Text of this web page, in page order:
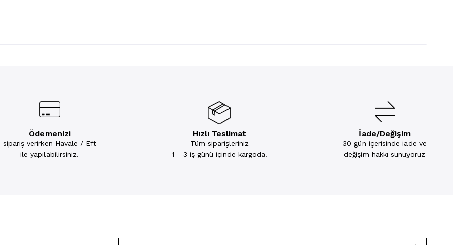
Ödemenizi
sipariş verirken Havale / Eft
ile yapılabilirsiniz.
Hızlı Teslimat
Tüm siparişleriniz
1 - 3 iş günü içinde kargoda!
İade/Değişim
30 gün içerisinde iade ve
değişim hakkı sunuyoruz